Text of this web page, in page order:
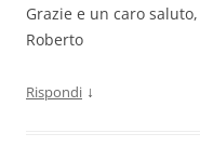
Grazie e un caro saluto,
Roberto
Rispondi ↓